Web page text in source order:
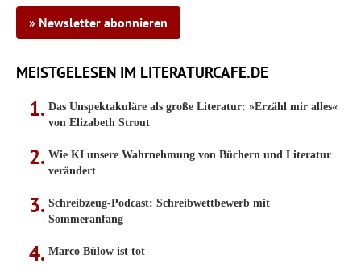
» Newsletter abonnieren
MEISTGELESEN IM LITERATURCAFE.DE
Das Unspektakuläre als große Literatur: »Erzähl mir alles«
von Elizabeth Strout
Wie KI unsere Wahrnehmung von Büchern und Literatur
verändert
Schreibzeug-Podcast: Schreibwettbewerb mit
Sommeranfang
Marco Bülow ist tot